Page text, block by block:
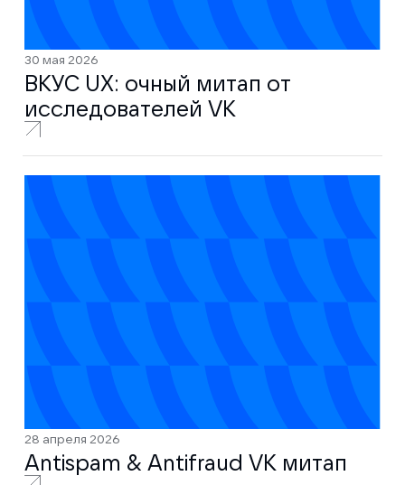
30 мая 2026
ВКУС UX: очный митап от
исследователей VK
28 апреля 2026
Antispam & Antifraud VK митап